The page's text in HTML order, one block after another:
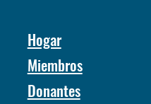
Hogar
Miembros
Donantes